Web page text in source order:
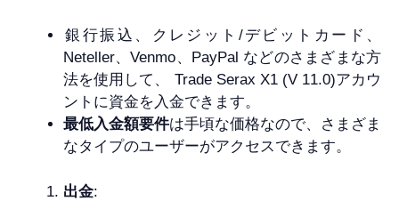
銀行振込、クレジット/デビットカード、
Neteller、Venmo、PayPal などのさまざまな方
法を使用して、 Trade Serax X1 (V 11.0)アカウ
ントに資金を入金できます。
最低入金額要件は手頃な価格なので、さまざま
なタイプのユーザーがアクセスできます。
出金: